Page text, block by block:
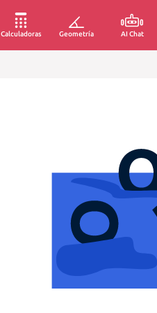
Calculadoras Geometría AI Chat